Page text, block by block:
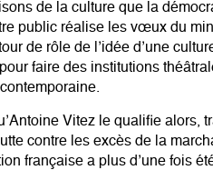
de la culture que la
public réalise les vœux du
de rôle de l’idée d’une
faire des institutions
Vitez le qualifie alors,
contre les excès de la
française a plus d’une fois